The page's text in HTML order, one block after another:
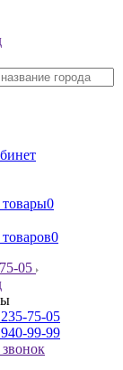
0
0
05
75-05
99-99
звонок